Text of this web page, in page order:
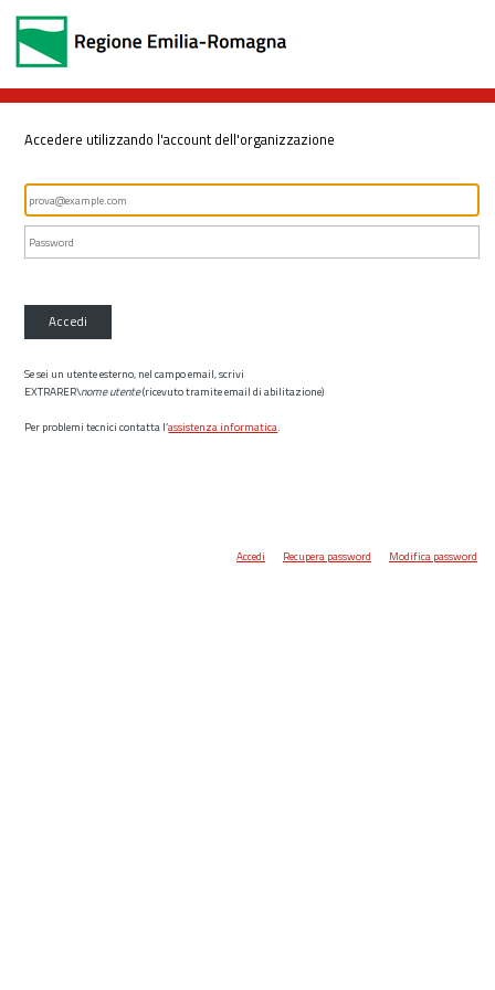
Accedere utilizzando l'account dell'organizzazione
Accedi
Se sei un utente esterno, nel campo email, scrivi
EXTRARER\nome utente(ricevuto tramite email di abilitazione)
Per problemi tecnici contatta l’assistenza informatica.
Accedi Recupera password Modifica password